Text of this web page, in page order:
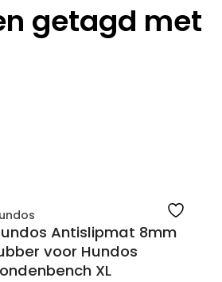
getagd met
Antislipmat 8mm
voor Hundos
XL